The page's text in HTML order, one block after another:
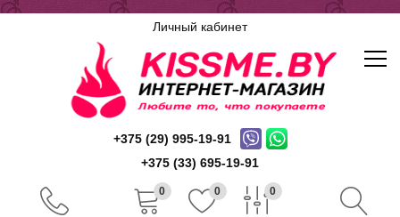
Личный кабинет
+375 (29) 995-19-91
+375 (33) 695-19-91
0 0 0